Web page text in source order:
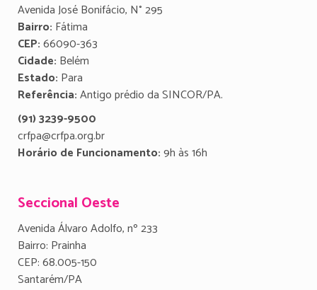
Avenida José Bonifácio, N° 295
Bairro: Fátima
CEP:66090-363
Cidade: Belém
Estado: Para
Referência:Antigo prédio da SINCOR/PA.
(91) 3239-9500
crfpa@crfpa.org.br
Horário de Funcionamento:9h às 16h
Seccional Oeste
Avenida Álvaro Adolfo, nº 233
Bairro: Prainha
CEP: 68.005-150
Santarém/PA